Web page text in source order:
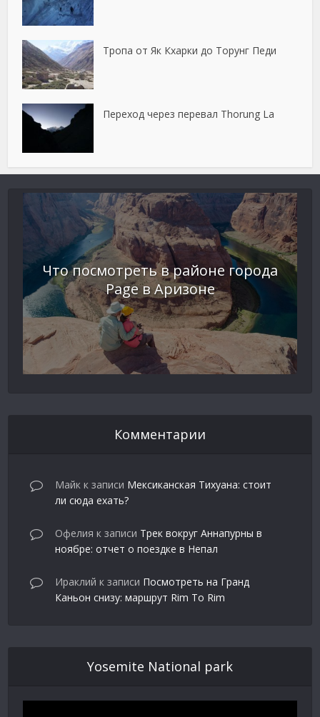
Тропа от Як Кхарки до Торунг Педи
Переход через перевал Thorung La
Что посмотреть в районе города
Page в Аризоне
Комментарии
Майк к записи Мексиканская Тихуана: стоит
ли сюда ехать?
Офелия к записи Трек вокруг Аннапурны в
ноябре: отчет о поездке в Непал
Ираклий к записи Посмотреть на Гранд
Каньон снизу: маршрут Rim To Rim
Yosemite National park